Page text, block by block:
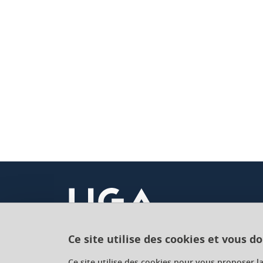
Ce site utilise des cookies et vous
Université Grenoble Alpes